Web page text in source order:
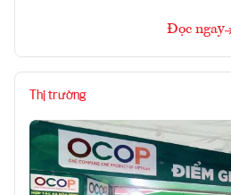
Đọc ngay
Thị trường